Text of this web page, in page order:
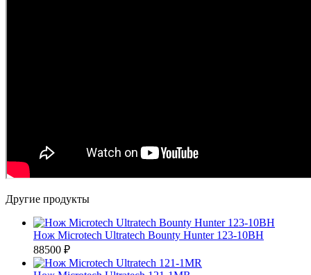
Другие продукты
Нож Microtech Ultratech Bounty Hunter 123-10BH
88500 ₽